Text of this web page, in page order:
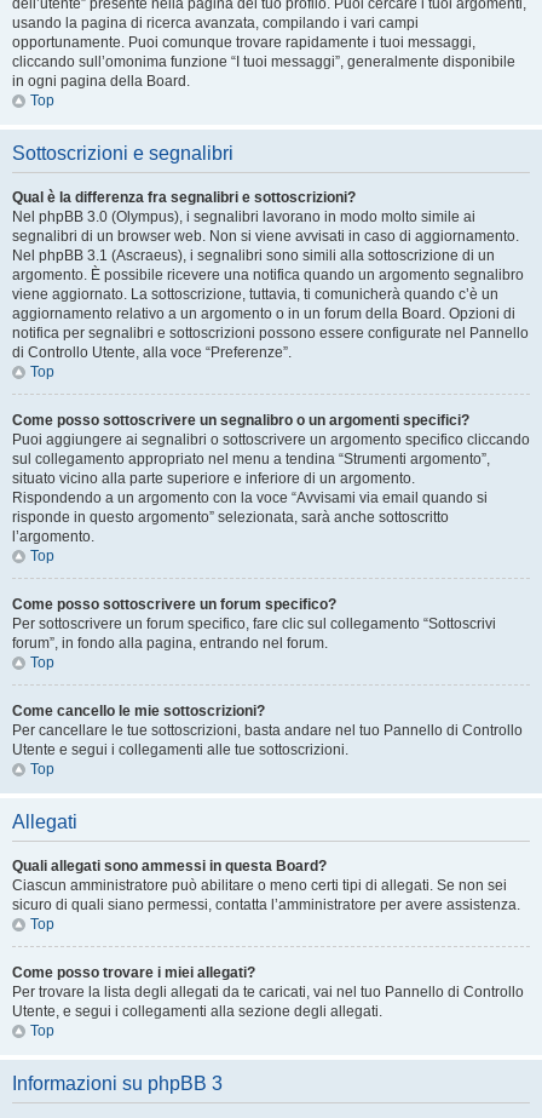
dell’utente” presente nella pagina del tuo profilo. Puoi cercare i tuoi argomenti,
usando la pagina di ricerca avanzata, compilando i vari campi
opportunamente. Puoi comunque trovare rapidamente i tuoi messaggi,
cliccando sull’omonima funzione “I tuoi messaggi”, generalmente disponibile
in ogni pagina della Board.
Top
Sottoscrizioni e segnalibri
Qual è la differenza fra segnalibri e sottoscrizioni?
Nel phpBB 3.0 (Olympus), i segnalibri lavorano in modo molto simile ai
segnalibri di un browser web. Non si viene avvisati in caso di aggiornamento.
Nel phpBB 3.1 (Ascraeus), i segnalibri sono simili alla sottoscrizione di un
argomento. È possibile ricevere una notifica quando un argomento segnalibro
viene aggiornato. La sottoscrizione, tuttavia, ti comunicherà quando c’è un
aggiornamento relativo a un argomento o in un forum della Board. Opzioni di
notifica per segnalibri e sottoscrizioni possono essere configurate nel Pannello
di Controllo Utente, alla voce “Preferenze”.
Top
Come posso sottoscrivere un segnalibro o un argomenti specifici?
Puoi aggiungere ai segnalibri o sottoscrivere un argomento specifico cliccando
sul collegamento appropriato nel menu a tendina “Strumenti argomento”,
situato vicino alla parte superiore e inferiore di un argomento.
Rispondendo a un argomento con la voce “Avvisami via email quando si
risponde in questo argomento” selezionata, sarà anche sottoscritto
l’argomento.
Top
Come posso sottoscrivere un forum specifico?
Per sottoscrivere un forum specifico, fare clic sul collegamento “Sottoscrivi
forum”, in fondo alla pagina, entrando nel forum.
Top
Come cancello le mie sottoscrizioni?
Per cancellare le tue sottoscrizioni, basta andare nel tuo Pannello di Controllo
Utente e segui i collegamenti alle tue sottoscrizioni.
Top
Allegati
Quali allegati sono ammessi in questa Board?
Ciascun amministratore può abilitare o meno certi tipi di allegati. Se non sei
sicuro di quali siano permessi, contatta l’amministratore per avere assistenza.
Top
Come posso trovare i miei allegati?
Per trovare la lista degli allegati da te caricati, vai nel tuo Pannello di Controllo
Utente, e segui i collegamenti alla sezione degli allegati.
Top
Informazioni su phpBB 3